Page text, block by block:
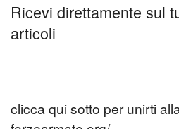
Ricevi direttamente sul
articoli
clicca qui sotto per unirti